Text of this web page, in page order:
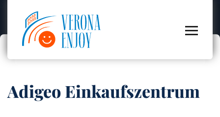
Adigeo Einkaufszentrum